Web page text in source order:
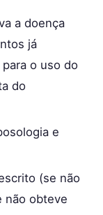
a doença
já
o uso do
do
e
(se não
não obteve